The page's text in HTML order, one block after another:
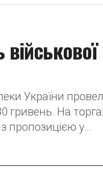
України
гривень. На
пропозицією у...